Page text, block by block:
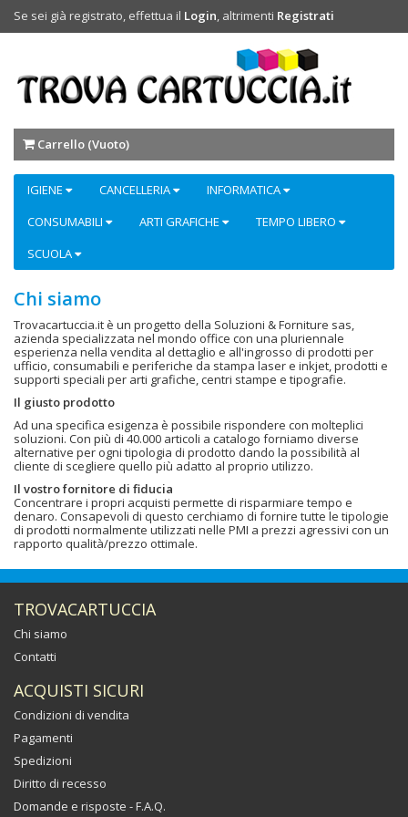
Se sei già registrato, effettua il Login, altrimenti Registrati
Carrello (Vuoto)
IGIENE CANCELLERIA
INFORMATICA
CONSUMABILI
ARTI GRAFICHE
TEMPO LIBERO
SCUOLA
Chi siamo
Trovacartuccia.it è un progetto della Soluzioni & Forniture sas,
azienda specializzata nel mondo office con una pluriennale
esperienza nella vendita al dettaglio e all'ingrosso di prodotti per
ufficio, consumabili e periferiche da stampa laser e inkjet, prodotti e
supporti speciali per arti grafiche, centri stampe e tipografie.
Il giusto prodotto
Ad una specifica esigenza è possibile rispondere con molteplici
soluzioni. Con più di 40.000 articoli a catalogo forniamo diverse
alternative per ogni tipologia di prodotto dando la possibilità al
cliente di scegliere quello più adatto al proprio utilizzo.
Il vostro fornitore di fiducia
Concentrare i propri acquisti permette di risparmiare tempo e
denaro. Consapevoli di questo cerchiamo di fornire tutte le tipologie
di prodotti normalmente utilizzati nelle PMI a prezzi agressivi con un
rapporto qualità/prezzo ottimale.
TROVACARTUCCIA
Chi siamo
Contatti
ACQUISTI SICURI
Condizioni di vendita
Pagamenti
Spedizioni
Diritto di recesso
Domande e risposte - F.A.Q.